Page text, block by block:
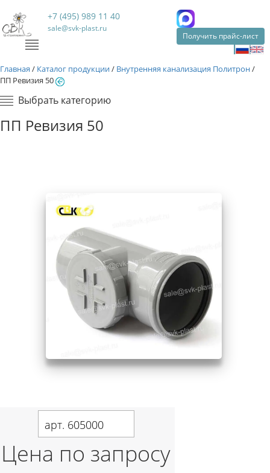
+7 (495) 989 11 40
sale@svk-plast.ru
Получить прайс-лист
Главная / Каталог продукции/ Внутренняя канализация Политрон/
ПП Ревизия 50
Выбрать категорию
ПП Ревизия 50
арт. 605000
Цена по запросу